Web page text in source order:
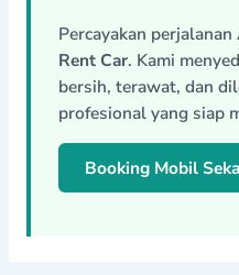
Percayakan
Rent Car. Kami
bersih, terawat, dan
profesional yang siap
Booking Mobil